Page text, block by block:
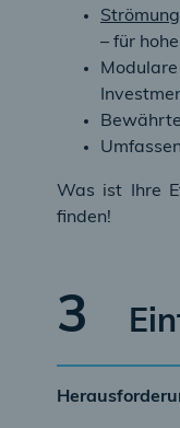
– für
Was ist Ihre
finden!
3